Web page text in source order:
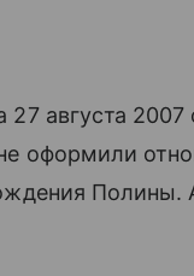
августа
оформили
Полины.